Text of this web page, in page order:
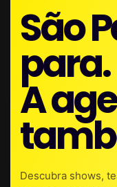
São
para.
A
Descubra shows,